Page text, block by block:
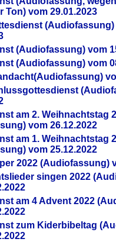
Ton) vom 29.01.2023
(Audiofassung)
(Audiofassung) vom
(Audiofassung) vom
am 2. Weihnachtstag
vom 26.12.2022
am 1. Weihnachtstag
vom 25.12.2022
2022 (Audiofassung)
singen 2022
am 4 Advent 2022
zum Kiderbibeltag